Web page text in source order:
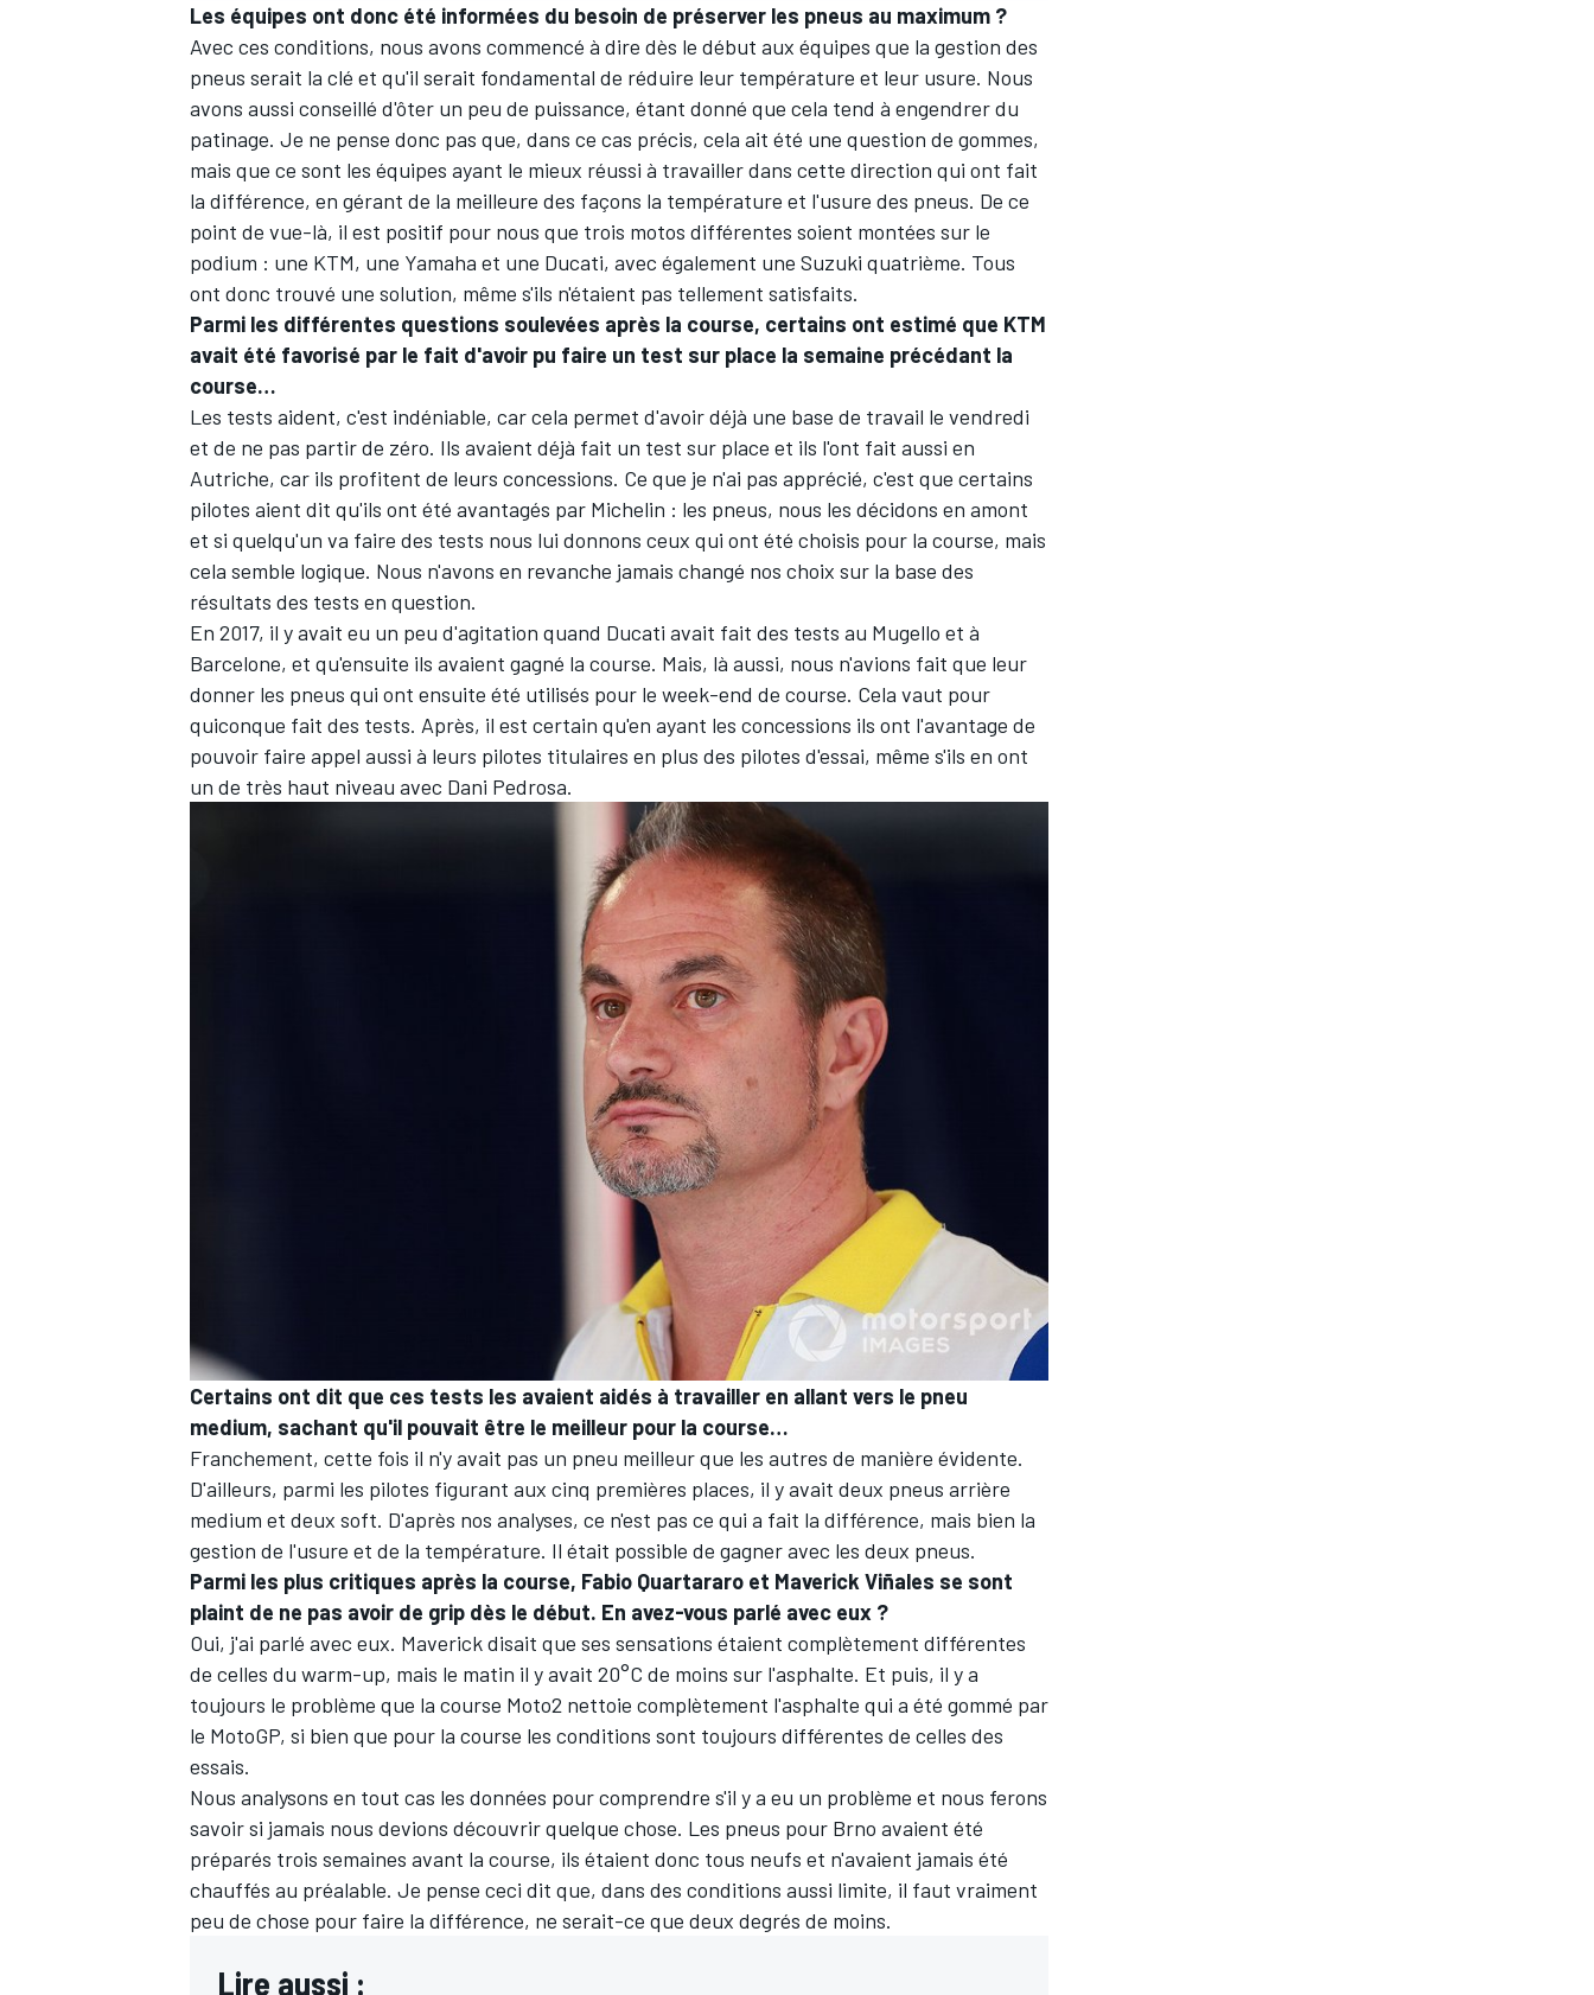
AUTRES CHAMPIONNATS
Les équipes ont donc été informées du besoin de préserver les pneus au maximum ?
Avec ces conditions, nous avons commencé à dire dès le début aux équipes que la gestion des
pneus serait la clé et qu'il serait fondamental de réduire leur température et leur usure. Nous
avons aussi conseillé d'ôter un peu de puissance, étant donné que cela tend à engendrer du
patinage. Je ne pense donc pas que, dans ce cas précis, cela ait été une question de gommes,
mais que ce sont les équipes ayant le mieux réussi à travailler dans cette direction qui ont fait
la différence, en gérant de la meilleure des façons la température et l'usure des pneus. De ce
point de vue-là, il est positif pour nous que trois motos différentes soient montées sur le
podium : une KTM, une Yamaha et une Ducati, avec également une Suzuki quatrième. Tous
ont donc trouvé une solution, même s'ils n'étaient pas tellement satisfaits.
Parmi les différentes questions soulevées après la course, certains ont estimé que KTM
avait été favorisé par le fait d'avoir pu faire un test sur place la semaine précédant la
course…
Les tests aident, c'est indéniable, car cela permet d'avoir déjà une base de travail le vendredi
et de ne pas partir de zéro. Ils avaient déjà fait un test sur place et ils l'ont fait aussi en
Autriche, car ils profitent de leurs concessions. Ce que je n'ai pas apprécié, c'est que certains
pilotes aient dit qu'ils ont été avantagés par Michelin : les pneus, nous les décidons en amont
et si quelqu'un va faire des tests nous lui donnons ceux qui ont été choisis pour la course, mais
cela semble logique. Nous n'avons en revanche jamais changé nos choix sur la base des
résultats des tests en question.
En 2017, il y avait eu un peu d'agitation quand Ducati avait fait des tests au Mugello et à
Barcelone, et qu'ensuite ils avaient gagné la course. Mais, là aussi, nous n'avions fait que leur
donner les pneus qui ont ensuite été utilisés pour le week-end de course. Cela vaut pour
quiconque fait des tests. Après, il est certain qu'en ayant les concessions ils ont l'avantage de
pouvoir faire appel aussi à leurs pilotes titulaires en plus des pilotes d'essai, même s'ils en ont
un de très haut niveau avec Dani Pedrosa.
Certains ont dit que ces tests les avaient aidés à travailler en allant vers le pneu
medium, sachant qu'il pouvait être le meilleur pour la course…
Franchement, cette fois il n'y avait pas un pneu meilleur que les autres de manière évidente.
D'ailleurs, parmi les pilotes figurant aux cinq premières places, il y avait deux pneus arrière
medium et deux soft. D'après nos analyses, ce n'est pas ce qui a fait la différence, mais bien la
gestion de l'usure et de la température. Il était possible de gagner avec les deux pneus.
Parmi les plus critiques après la course, Fabio Quartararo et Maverick Viñales se sont
plaint de ne pas avoir de grip dès le début. En avez-vous parlé avec eux ?
Oui, j'ai parlé avec eux. Maverick disait que ses sensations étaient complètement différentes
de celles du warm-up, mais le matin il y avait 20°C de moins sur l'asphalte. Et puis, il y a
toujours le problème que la course Moto2 nettoie complètement l'asphalte qui a été gommé par
le MotoGP, si bien que pour la course les conditions sont toujours différentes de celles des
essais.
Nous analysons en tout cas les données pour comprendre s'il y a eu un problème et nous ferons
savoir si jamais nous devions découvrir quelque chose. Les pneus pour Brno avaient été
préparés trois semaines avant la course, ils étaient donc tous neufs et n'avaient jamais été
chauffés au préalable. Je pense ceci dit que, dans des conditions aussi limite, il faut vraiment
peu de chose pour faire la différence, ne serait-ce que deux degrés de moins.
Lire aussi :